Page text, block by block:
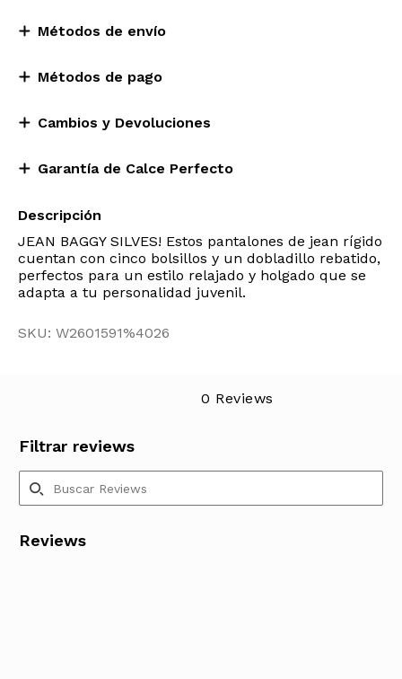
Métodos de envío
Métodos de pago
Cambios y Devoluciones
Garantía de Calce Perfecto
Descripción
JEAN BAGGY SILVES! Estos pantalones de jean rígido
cuentan con cinco bolsillos y un dobladillo rebatido,
perfectos para un estilo relajado y holgado que se
adapta a tu personalidad juvenil.
SKU: W2601591%4026
Filtrar reviews
0 Reviews
Reviews